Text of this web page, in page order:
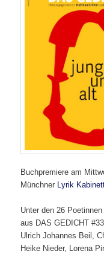
Buchpremiere am
Münchner Lyrik
Unter den 26
aus DAS GEDICHT
Ulrich Johannes Beil,
Heike Nieder, Lorena